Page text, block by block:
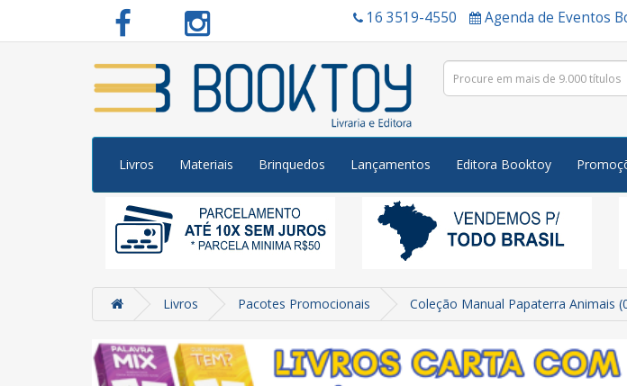
16 3519-4550 Agenda de Eventos
Livros Materiais Brinquedos Lançamentos Editora Booktoy
Livros Pacotes Promocionais Coleção Manual Papaterra Animais